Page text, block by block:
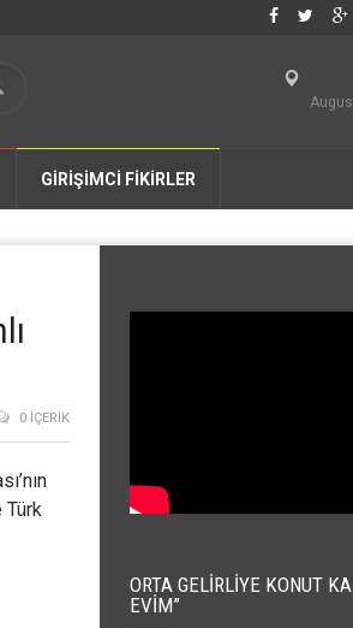
GİRİŞİMCİ FİKİRLER
0 İÇERIK
Türk
ORTA GELIRLIYE KONUT
EVIM”